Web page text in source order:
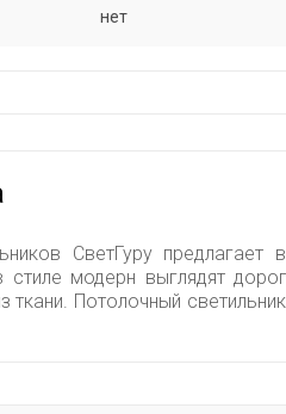
нет
СветГуру
стиле модерн выглядят
ткани. Потолочный